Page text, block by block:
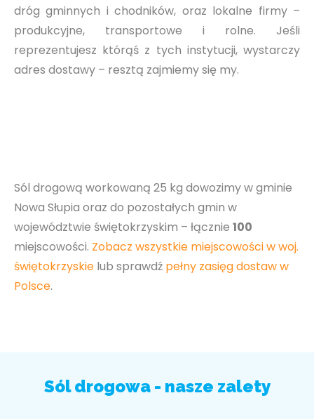
dróg gminnych i chodników, oraz lokalne firmy –
produkcyjne, transportowe i rolne. Jeśli
reprezentujesz którąś z tych instytucji, wystarczy
adres dostawy – resztą zajmiemy się my.
Sól drogową workowaną 25 kg dowozimy w gminie
Nowa Słupia oraz do pozostałych gmin w
województwie świętokrzyskim – łącznie 100
miejscowości. Zobacz wszystkie miejscowości w woj.
świętokrzyskie lub sprawdź pełny zasięg dostaw w
Polsce.
Sól drogowa - nasze zalety